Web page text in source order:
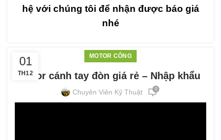
hệ với chúng tôi để nhận được báo giá
nhé
01
TH12
MOTOR CỔNG
Motor cánh tay đòn giá rẻ – Nhập khẩu
Chuyên Viên Kỹ Thuật 0